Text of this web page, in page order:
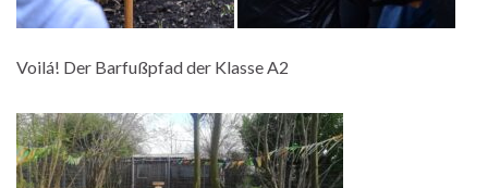
Voilá! Der Barfußpfad der Klasse A2